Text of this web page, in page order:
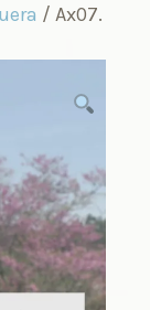
/ Ax07.